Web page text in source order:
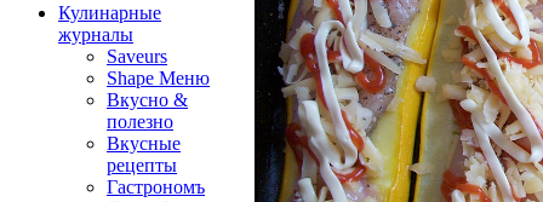
Кулинарные
журналы
Saveurs
Shape Меню
Вкусно &
полезно
Вкусные
рецепты
Гастрономъ